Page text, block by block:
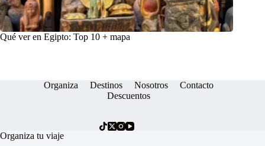
Qué ver en Egipto: Top 10 + mapa
Organiza Destinos Nosotros
Contacto
Descuentos
Organiza tu viaje